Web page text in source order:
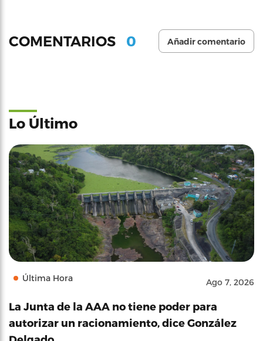
COMENTARIOS 0 Añadir comentario
Lo Último
Última Hora Ago 7, 2026
La Junta de la AAA no tiene poder para
autorizar un racionamiento, dice González